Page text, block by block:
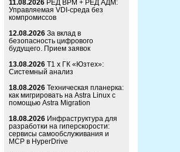
11.08.2026 РЕД ВРМ + РЕД АДМ:
Управляемая VDI-среда без
компромиссов
12.08.2026 За вклад в
безопасность цифрового
будущего. Прием заявок
13.08.2026 Т1 x ГК «Юзтех»:
Системный анализ
18.08.2026 Техническая планерка:
как мигрировать на Astra Linux с
помощью Astra Migration
18.08.2026 Инфраструктура для
разработки на гиперскорости:
сервисы самообслуживания и
MCP в HyperDrive